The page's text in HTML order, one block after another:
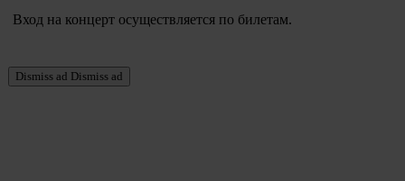
Вход на концерт осуществляется по билетам.
Dismiss ad Dismiss ad